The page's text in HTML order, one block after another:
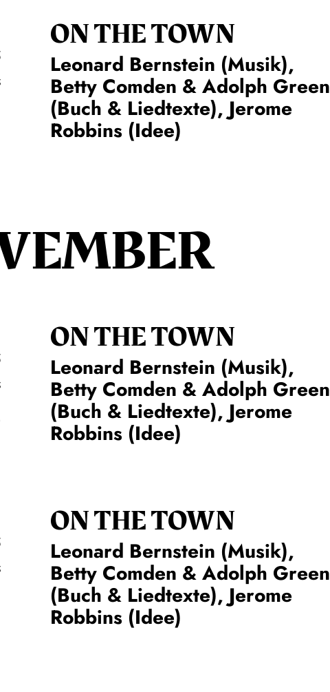
ON THE TOWN
Leonard Bernstein (Musik),
Betty Comden & Adolph Green
(Buch & Liedtexte), Jerome
Robbins (Idee)
ON THE TOWN
Leonard Bernstein (Musik),
Betty Comden & Adolph Green
(Buch & Liedtexte), Jerome
Robbins (Idee)
ON THE TOWN
Leonard Bernstein (Musik),
Betty Comden & Adolph Green
(Buch & Liedtexte), Jerome
Robbins (Idee)